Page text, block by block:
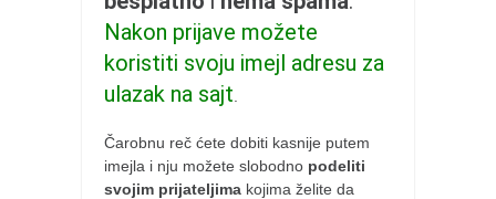
Nakon prijave možete
koristiti svoju imejl adresu za
ulazak na sajt
Čarobnu reč ćete dobiti kasnije putem
imejla i nju možete slobodno podeliti
svojim prijateljima kojima želite da